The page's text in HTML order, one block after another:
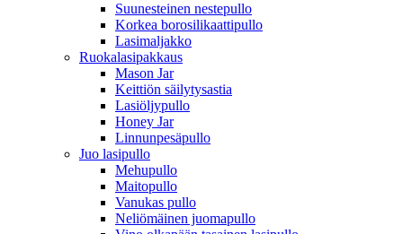
Suunesteinen nestepullo
Korkea borosilikaattipullo
Lasimaljakko
Ruokalasipakkaus
Mason Jar
Keittiön säilytysastia
Lasiöljypullo
Honey Jar
Linnunpesäpullo
Juo lasipullo
Mehupullo
Maitopullo
Vanukas pullo
Neliömäinen juomapullo